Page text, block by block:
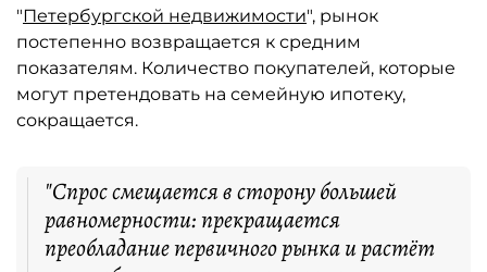
"Петербургской недвижимости", рынок
постепенно возвращается к средним
показателям. Количество покупателей, которые
могут претендовать на семейную ипотеку,
сокращается.
"Спрос смещается в сторону большей
равномерности: прекращается
преобладание первичного рынка и растёт